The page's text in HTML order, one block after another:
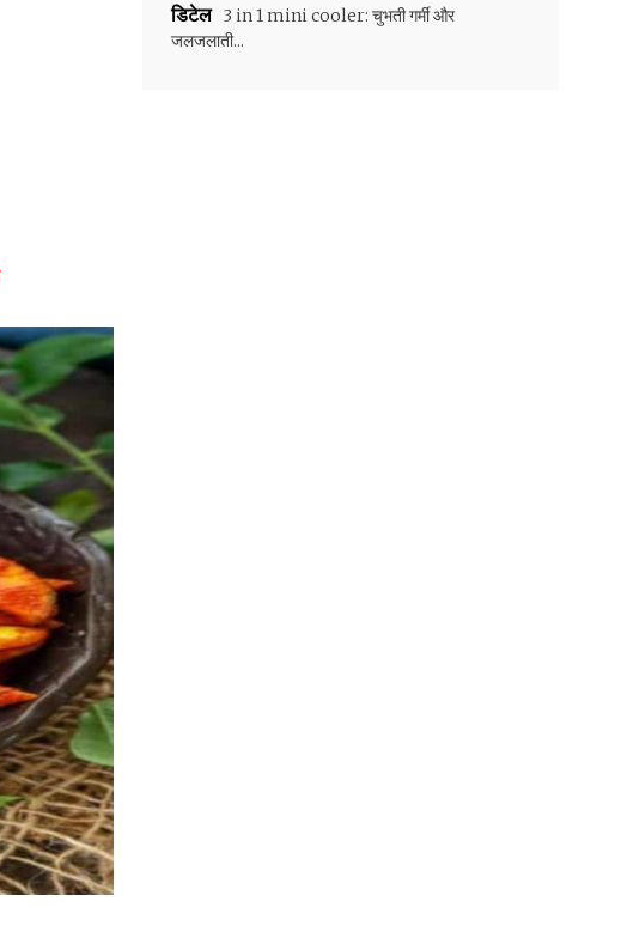
डिटेल 3 in 1 mini cooler: चुभती गर्मी और
जलजलाती...